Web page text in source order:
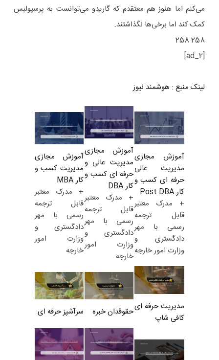
می‌کنم اما هنوز هم معتقدم که گاریدو می‌توانست به پرسپولیس
کمک کند اما برخی‌ها نگذاشتند.
258 258
[ad_2]
لینک منبع : هوشمند نیوز
آموزش مجازی
مدیریت عالی
حرفه ای کسب و
کار Post DBA
+ مدرک معتبر
قابل ترجمه
رسمی با مهر
دادگستری و
وزارت امور خارجه
آموزش مجازی
مدیریت عالی و
حرفه ای کسب و
کار DBA
+ مدرک معتبر
قابل ترجمه
رسمی با مهر
دادگستری و
وزارت امور
خارجه
آموزش مجازی
مدیریت کسب و
کار MBA
+ مدرک معتبر
قابل ترجمه
رسمی با مهر
دادگستری و
وزارت امور
خارجه
مدیریت حرفه ای
کافی شاپ
حقوقدان خبره سرآشپز حرفه ای